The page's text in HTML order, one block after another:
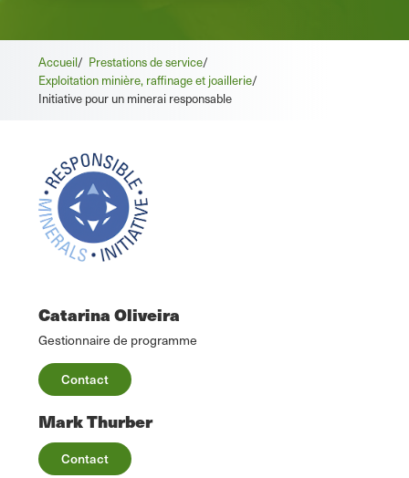
Accueil/ Prestations de service/
Exploitation minière, raffinage et joaillerie/
Initiative pour un minerai responsable
Catarina Oliveira
Gestionnaire de programme
Contact
Mark Thurber
Contact